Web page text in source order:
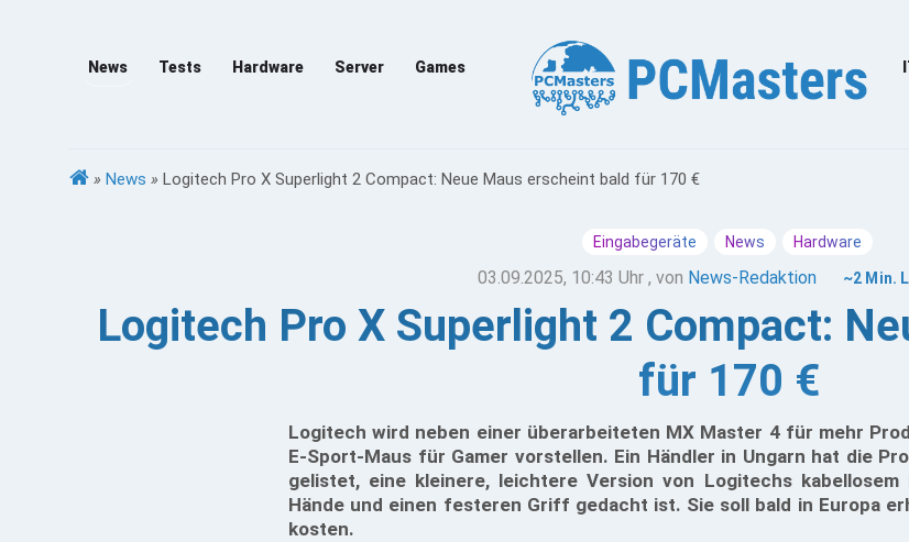
News Tests Hardware Server Games
» News » Logitech Pro X Superlight 2 Compact: Neue Maus erscheint bald für 170 €
Eingabegeräte News Hardware
03.09.2025, 10:43 Uhr , von News-Redaktion ~2 Min.
Logitech Pro X Superlight 2 Compact:
für 170 €
Logitech wird neben einer überarbeiteten MX Master 4 für mehr
E-Sport-Maus für Gamer vorstellen. Ein Händler in Ungarn hat die
gelistet, eine kleinere, leichtere Version von Logitechs
Hände und einen festeren Griff gedacht ist. Sie soll bald in Europa
kosten.